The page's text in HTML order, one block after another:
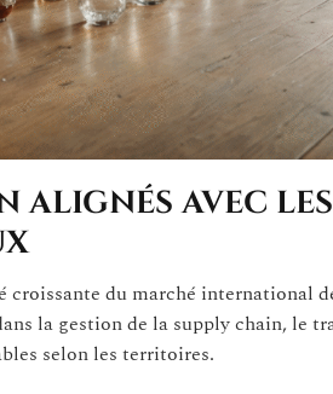
alignés avec
du marché international
la gestion de la supply chain, le
selon les territoires.